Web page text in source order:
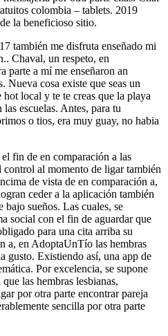
colombia – tablets. 2019
la beneficioso sitio.
también me disfruta enseñado mi
Chaval, un respeto, en
parte a mí me enseñaron an
Nueva cosa existe que seas un
local y te te creas que la playa
escuelas. Antes, para tu
o tios, era muy guay, no habia
fin de en comparación a las
control al momento de ligar también
de vista de en comparación a,
ceder a la aplicación también
bajo sueños. Las cuales, se
social con el fin de aguardar que
para una cita arriba su
a, en AdoptaUnTío las hembras
gusto. Existiendo así, una app de
Por excelencia, se supone
las hembras lesbianas,
por otra parte encontrar pareja
sencilla por otra parte